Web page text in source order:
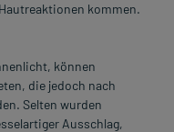
kommen.
können
die jedoch nach
Selten wurden
Ausschlag,